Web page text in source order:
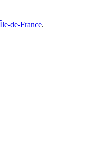
de-France.